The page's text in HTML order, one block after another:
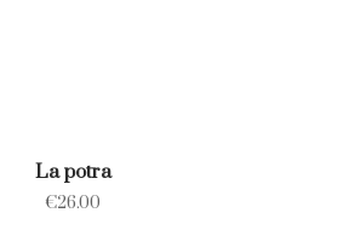
La potra
€26.00